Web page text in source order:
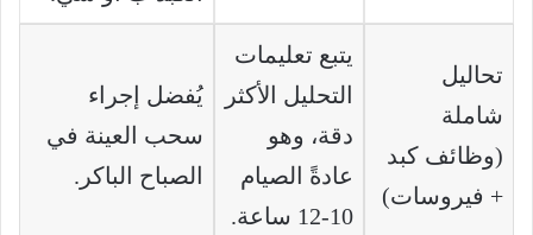
تحاليل
شاملة
(وظائف كبد
+ فيروسات)
يتبع تعليمات
التحليل الأكثر
دقة، وهو
عادةً الصيام
10-12 ساعة.
يُفضل إجراء
سحب العينة في
الصباح الباكر.